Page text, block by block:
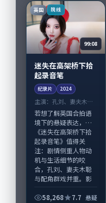
与声音设计凸显新加
坡城市质感，适合偏
好...
英国 院线
99:08
迷失在高架桥下拾
起录音笔
纪录片 2024
主演： 孔刘、妻夫木聪
等
若想了解英国合拍语
境下的悬疑表达，
《迷失在高架桥下拾
起录音笔》值得关
注：剧情侧重人物动
机与生活细节的咬
合，孔刘、妻夫木聪
与配角群戏并重。影
58,268
7.7 悬疑